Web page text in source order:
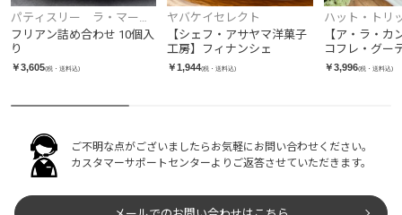
パティスリー ラ・マー
レ・ド・チャヤ
フリアン詰め合わせ 10個入
り
￥3,605(税・送料込)
ヤバケイセレクト
【シェフ・アサヤマ洋菓子
工房】フィナンシェ
￥1,944(税・送料込)
ハット・トリ
【ア・ラ・カ
コフレ・グ
ト
￥3,996(税・送料込)
ご不明な点がございましたらお気軽にお問い合わせください。
カスタマーサポートセンターよりご返答させていただきます。